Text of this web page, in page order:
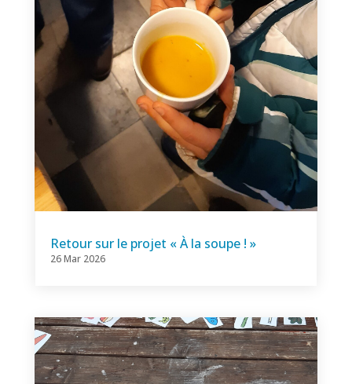
Retour sur le projet « À la soupe ! »
26 Mar 2026